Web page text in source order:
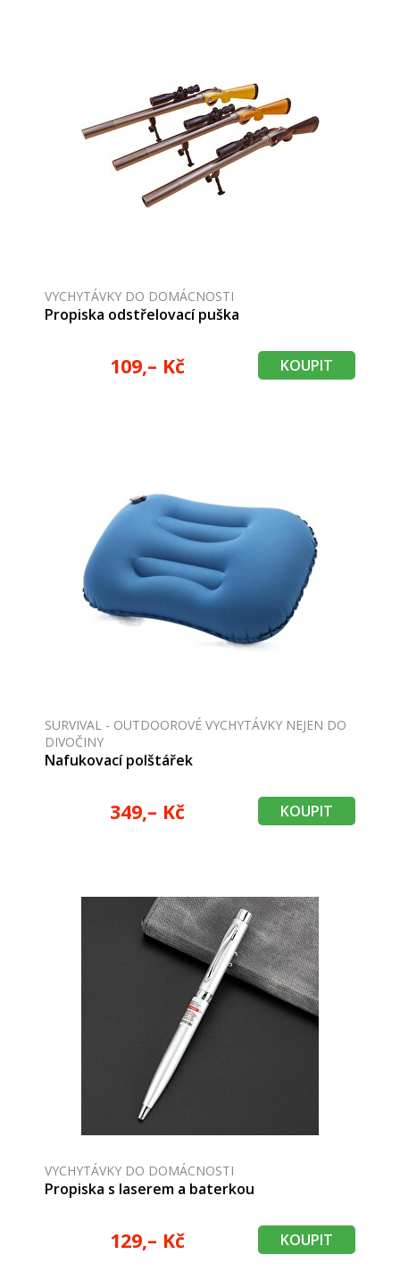
VYCHYTÁVKY DO DOMÁCNOSTI
Propiska odstřelovací puška
109,– Kč KOUPIT
SURVIVAL - OUTDOOROVÉ VYCHYTÁVKY NEJEN DO
DIVOČINY
Nafukovací polštářek
349,– Kč KOUPIT
VYCHYTÁVKY DO DOMÁCNOSTI
Propiska s laserem a baterkou
129,– Kč KOUPIT